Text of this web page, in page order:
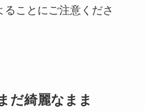
ことにご注意くださ
だ綺麗なまま